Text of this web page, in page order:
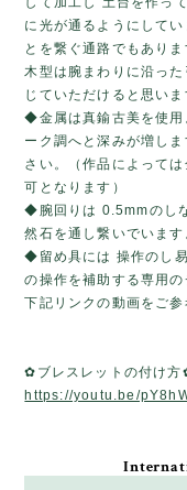
に光が通るようにして
とを繋ぐ通路でもありま
木型は腕まわりに沿っ
じていただけると思いま
◆金属は真鍮古美を使用
ーク調へと深みが増し
さい。（作品によって
可となります）
◆腕回りは 0.5mmのし
然石を通し繋いでいます
◆留め具には 操作のし
の操作を補助する専用
下記リンクの動画をご参
✿ブレスレットの付け
https://youtu.be/